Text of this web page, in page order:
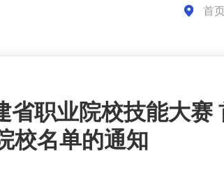
首
省职业院校技能大赛
校名单的通知